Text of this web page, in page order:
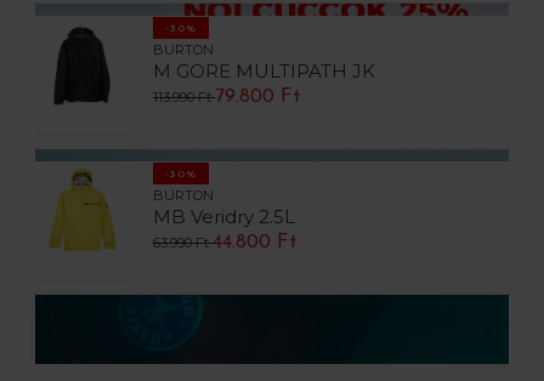
-30%
BURTON
M GORE MULTIPATH JK
113.990 Ft79.800 Ft
-30%
BURTON
MB Veridry 2.5L
63.990 Ft44.800 Ft